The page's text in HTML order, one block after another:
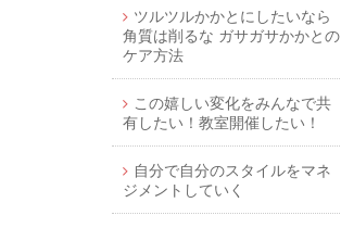
ツルツルかかとにしたいなら
角質は削るな ガサガサかかとの
ケア方法
この嬉しい変化をみんなで共
有したい！教室開催したい！
自分で自分のスタイルをマネ
ジメントしていく